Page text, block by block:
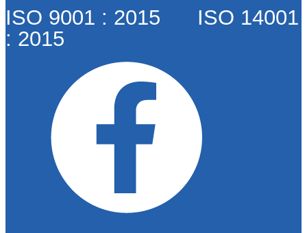
ISO 9001 : 2015 ISO 14001
: 2015